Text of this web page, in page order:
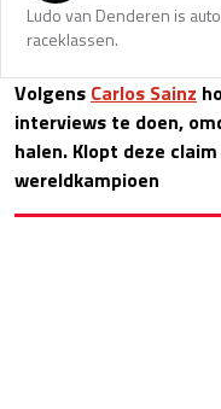
Ludo van Denderen is
raceklassen.
Volgens Carlos Sainz
interviews te doen,
halen. Klopt deze
wereldkampioen